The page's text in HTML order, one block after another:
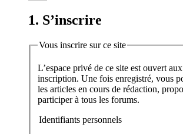
1. S’inscrire
Vous inscrire sur ce site
L’espace privé de ce site est ouvert aux visiteurs, après
inscription. Une fois enregistré, vous pourrez consulter
les articles en cours de rédaction, proposer des articles et
participer à tous les forums.
Identifiants personnels